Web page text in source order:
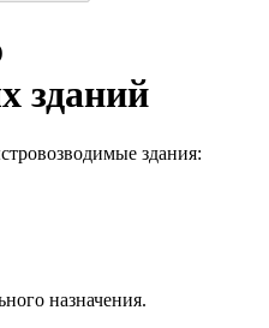
зданий
здания:
назначения.